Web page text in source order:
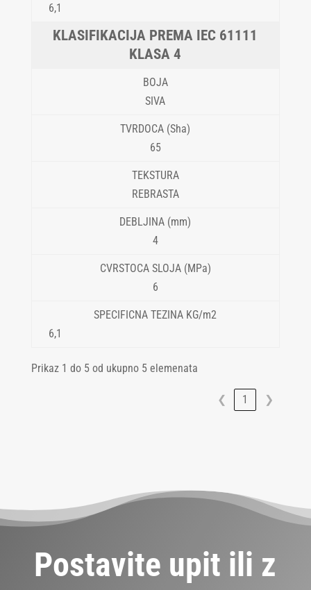
6,1
KLASA 4
SIVA
65
REBRASTA
4
6
6,1
Prikaz 1 do 5 od ukupno 5 elemenata
❮ 1 ❯
Postavite upit ili z